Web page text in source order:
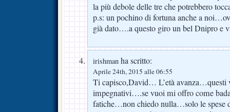
la più debole delle tre che potrebbero
p.s: un pochino di fortuna anche a
già dato….a questo giro un bel Dnipro e
irishman ha scritto:
Aprile 24th, 2015 alle 06:55
Ti capisco,David… L’età avanza…questi
impegnativi….se vuoi mi offro come
fatiche…non chiedo nulla…solo le spese